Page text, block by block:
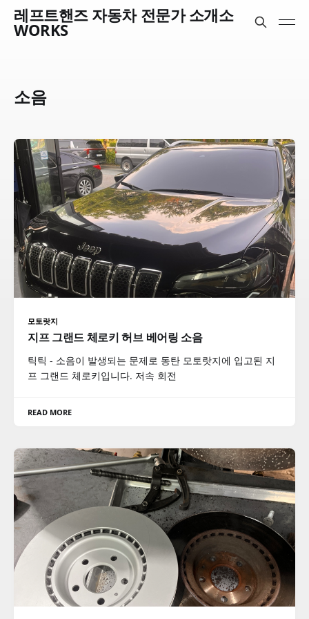
레프트핸즈 자동차 전문가 소개소
WORKS
소음
모토랏지
지프 그랜드 체로키 허브 베어링 소음
틱틱 - 소음이 발생되는 문제로 동탄 모토랏지에 입고된 지
프 그랜드 체로키입니다. 저속 회전
READ MORE